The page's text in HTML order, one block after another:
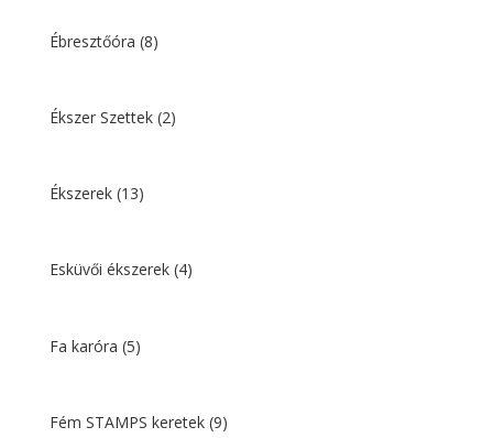
Ébresztőóra (8)
Ékszer Szettek (2)
Ékszerek (13)
Esküvői ékszerek (4)
Fa karóra (5)
Fém STAMPS keretek (9)